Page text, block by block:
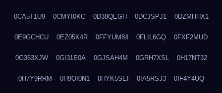
0CA5T1U9 0CMYI0KC 0D38QEGH 0DCJSPJ1 0DZMHHX1
0E9GCHCU 0EZ05K4R 0FFYUM84 0FLIL6GQ 0FXF2MUD
0G363XJW 0GI31E0A 0GJSAH4M 0GRH7XSL 0H17NT32
0H7Y9RRM 0H9OI0N1 0HYK5SEI 0IA5RSJ3 0IF4Y4UQ